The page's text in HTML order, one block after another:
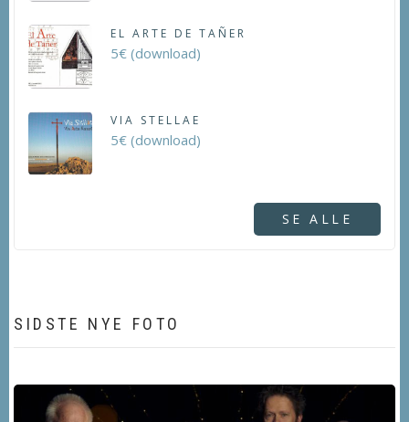
EL ARTE DE TAÑER
5€ (download)
VIA STELLAE
5€ (download)
SE ALLE
SIDSTE NYE FOTO